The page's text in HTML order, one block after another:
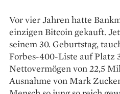
Vor vier Jahren hatte
einzigen Bitcoin gekauft.
seinem 30. Geburtstag,
Forbes-400-Liste auf Platz
Nettovermögen von 22,5
Ausnahme von Mark